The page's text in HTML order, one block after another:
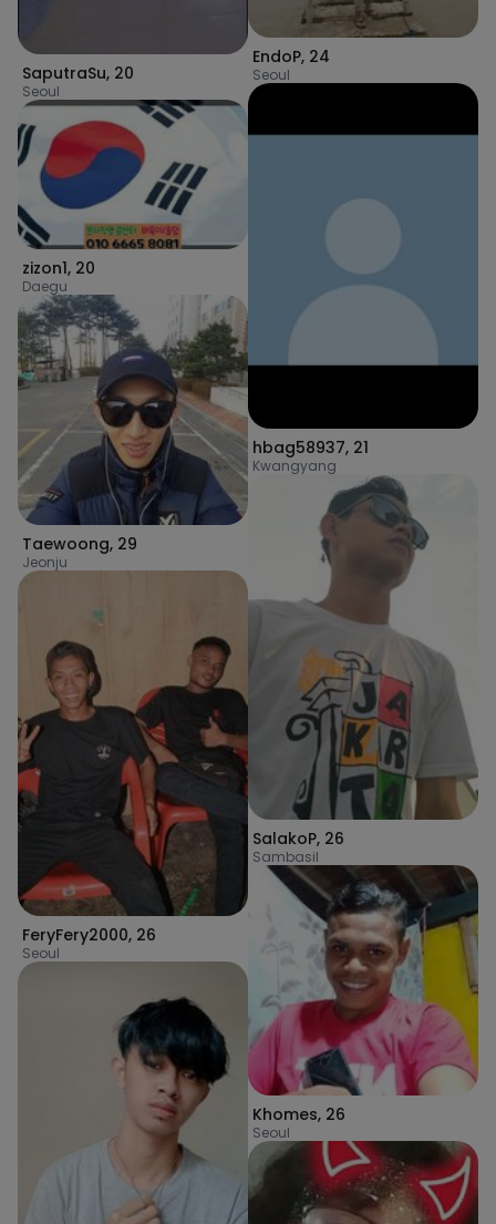
SaputraSu, 20
Seoul
zizon1, 20
Daegu
Taewoong, 29
Jeonju
FeryFery2000, 26
Seoul
EndoP, 24
Seoul
hbag58937, 21
Kwangyang
SalakoP, 26
Sambasil
Khomes, 26
Seoul